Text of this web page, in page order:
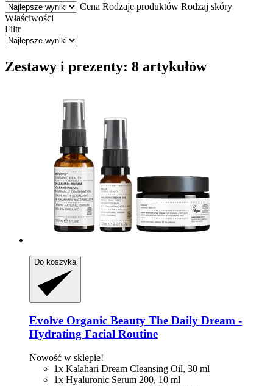
Cena Rodzaje produktów Rodzaj skóry
Właściwości
Filtr
Zestawy i prezenty: 8 artykułów
Do koszyka
Evolve Organic Beauty The Daily Dream -​
Hydrating Facial Routine
Nowość w sklepie!
1x Kalahari Dream Cleansing Oil, 30 ml
1x Hyaluronic Serum 200, 10 ml